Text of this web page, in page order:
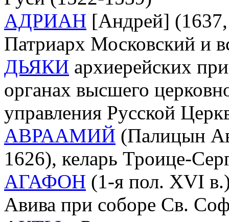
АДРИАН [Андрей]
Патриарх Московский и
ДЬЯКИ архиерейских
органах высшего
управления Русской
АВРААМИЙ (Палицын
1626), келарь Троице-
АГАФОН (1-я пол. XVI
Авива при соборе Св.